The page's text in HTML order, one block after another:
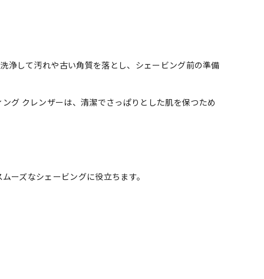
浄して汚れや古い角質を落とし、シェービング前の準備
グ クレンザーは、清潔でさっぱりとした肌を保つため
ーズなシェービングに役立ちます。